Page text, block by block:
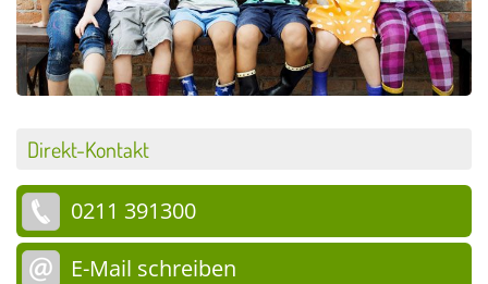
Direkt-Kontakt
0211 391300
E-Mail schreiben